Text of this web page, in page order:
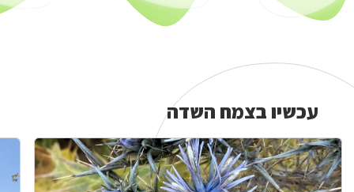
עכשיו בצמח השדה
עכשיו
בצמח
השדה